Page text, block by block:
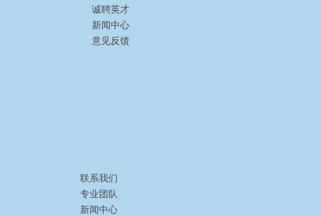
诚聘英才
新闻中心
意见反馈
联系我们
专业团队
新闻中心